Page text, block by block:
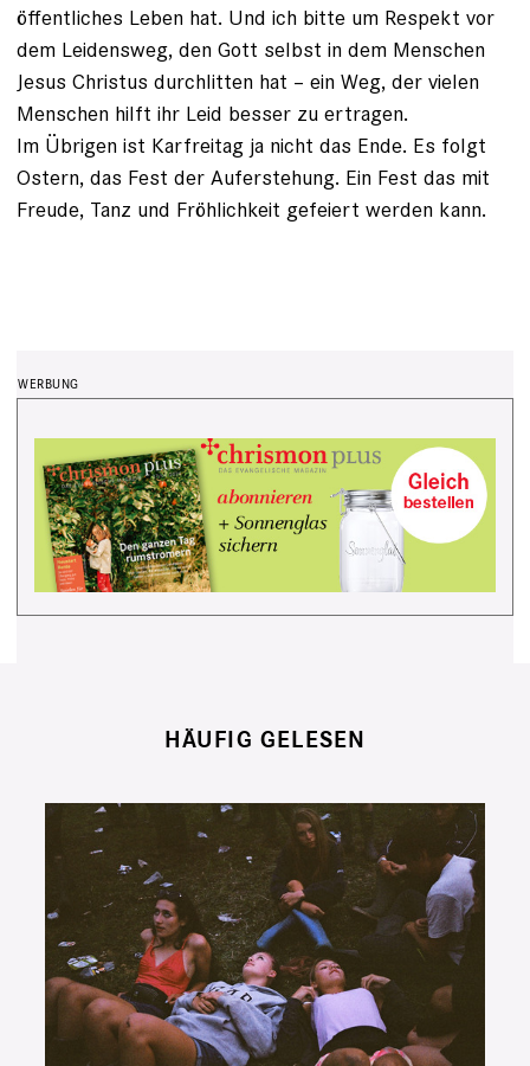
öffentliches Leben hat. Und ich bitte um Respekt vor
dem Leidensweg, den Gott selbst in dem Menschen
Jesus Christus durchlitten hat – ein Weg, der vielen
Menschen hilft ihr Leid besser zu ertragen.
Im Übrigen ist Karfreitag ja nicht das Ende. Es folgt
Ostern, das Fest der Auferstehung. Ein Fest das mit
Freude, Tanz und Fröhlichkeit gefeiert werden kann.
HÄUFIG GELESEN